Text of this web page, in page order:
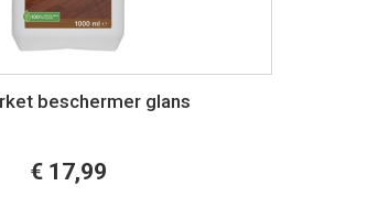
beschermer glans
€ 17,99